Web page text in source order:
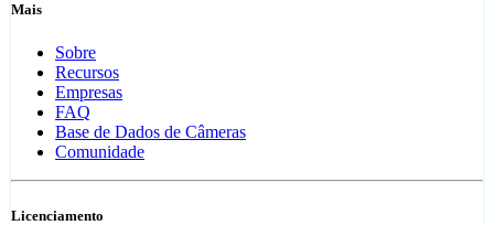
Mais
Sobre
Recursos
Empresas
FAQ
Base de Dados de Câmeras
Comunidade
Licenciamento